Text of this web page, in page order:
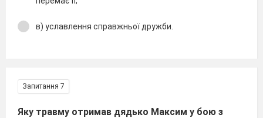
в) уславлення справжньої дружби.
Запитання 7
Яку травму отримав дядько Максим у бою з